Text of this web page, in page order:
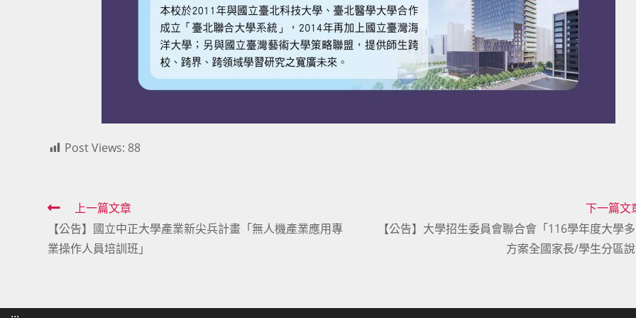
Post Views: 88
Read
more
articles
上一篇文章
【公告】國立中正大學產業新尖兵計畫「無人機產業應用專
業操作人員培訓班」
下一篇文
【公告】大學招生委員會聯合會「116學年度大學
方案全國家長/學生分區說